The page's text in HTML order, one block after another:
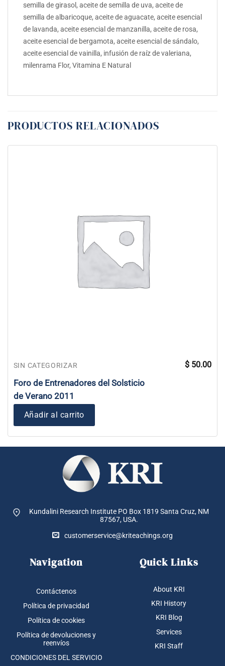
semilla de girasol, aceite de semilla de uva, aceite de
semilla de albaricoque, aceite de aguacate, aceite esencial
de lavanda, aceite esencial de manzanilla, aceite de rosa,
aceite esencial de bergamota, aceite esencial de sándalo,
aceite esencial de vainilla, infusión de raíz de valeriana,
milenrama Flor, Vitamina E Natural
PRODUCTOS RELACIONADOS
SIN CATEGORIZAR
Foro de Entrenadores del Solsticio
de Verano 2011
$ 50.00
Añadir al carrito
Kundalini Research Institute PO Box 1819 Santa Cruz, NM
87567, USA.
customerservice@kriteachings.org
Navigation
Contáctenos
Política de privacidad
Política de cookies
Política de devoluciones y
reenvíos
CONDICIONES DEL SERVICIO
Quick Links
About KRI
KRI History
KRI Blog
Services
KRI Staff